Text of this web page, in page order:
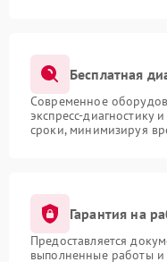
Бесплатная
Современное
экспресс-диагностику
сроки, минимизируя
Гарантия на
Предоставляется
выполненные работы и